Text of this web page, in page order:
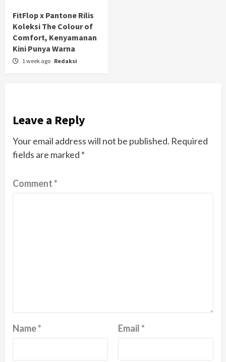
FitFlop x Pantone Rilis
Koleksi The Colour of
Comfort, Kenyamanan
Kini Punya Warna
1 week ago Redaksi
Leave a Reply
Your email address will not be published. Required
fields are marked *
Comment*
Name* Email*